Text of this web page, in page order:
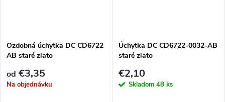
Ozdobná úchytka DC CD6722
AB staré zlato
od €3,35
Na objednávku
Úchytka DC CD6722-0032-AB
staré zlato
€2,10
Skladom 48 ks